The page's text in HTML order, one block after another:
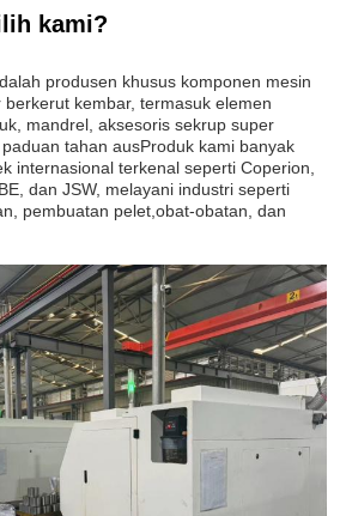
kami?
produsen khusus komponen mesin
kembar, termasuk elemen
mandrel, aksesoris sekrup super
tahan ausProduk kami banyak
internasional terkenal seperti Coperion,
dan JSW, melayani industri seperti
pembuatan pelet,obat-obatan, dan